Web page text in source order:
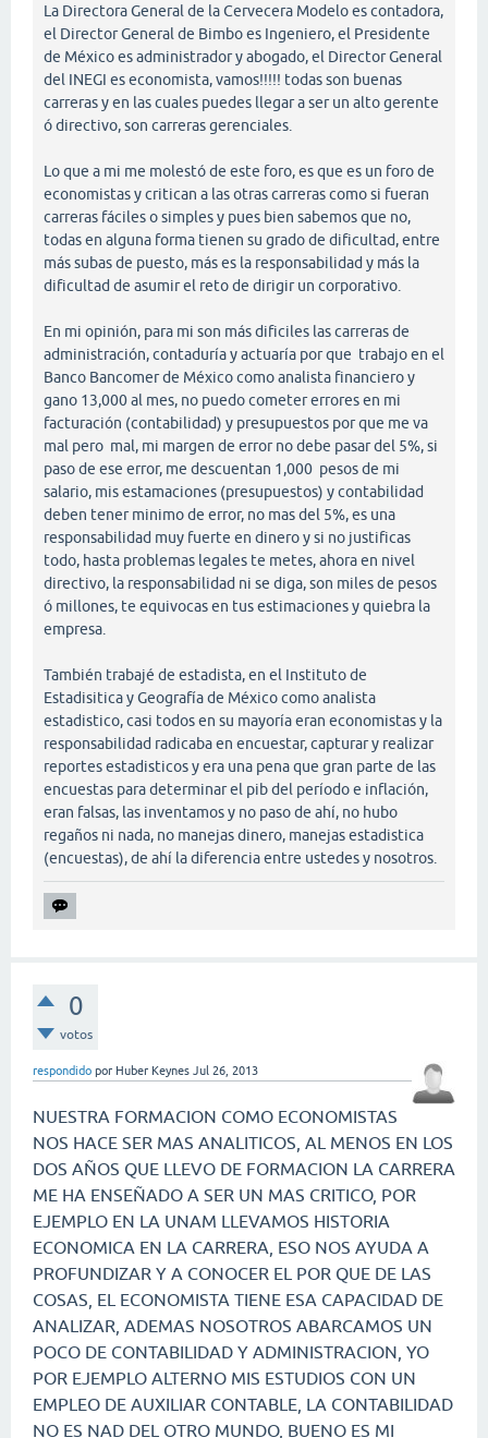
La Directora General de la Cervecera Modelo es contadora,
el Director General de Bimbo es Ingeniero, el Presidente
de México es administrador y abogado, el Director General
del INEGI es economista, vamos!!!!! todas son buenas
carreras y en las cuales puedes llegar a ser un alto gerente
ó directivo, son carreras gerenciales.
Lo que a mi me molestó de este foro, es que es un foro de
economistas y critican a las otras carreras como si fueran
carreras fáciles o simples y pues bien sabemos que no,
todas en alguna forma tienen su grado de dificultad, entre
más subas de puesto, más es la responsabilidad y más la
dificultad de asumir el reto de dirigir un corporativo.
En mi opinión, para mi son más dificiles las carreras de
administración, contaduría y actuaría por que trabajo en el
Banco Bancomer de México como analista financiero y
gano 13,000 al mes, no puedo cometer errores en mi
facturación (contabilidad) y presupuestos por que me va
mal pero mal, mi margen de error no debe pasar del 5%, si
paso de ese error, me descuentan 1,000 pesos de mi
salario, mis estamaciones (presupuestos) y contabilidad
deben tener minimo de error, no mas del 5%, es una
responsabilidad muy fuerte en dinero y si no justificas
todo, hasta problemas legales te metes, ahora en nivel
directivo, la responsabilidad ni se diga, son miles de pesos
ó millones, te equivocas en tus estimaciones y quiebra la
empresa.
También trabajé de estadista, en el Instituto de
Estadisitica y Geografía de México como analista
estadistico, casi todos en su mayoría eran economistas y la
responsabilidad radicaba en encuestar, capturar y realizar
reportes estadisticos y era una pena que gran parte de las
encuestas para determinar el pib del período e inflación,
eran falsas, las inventamos y no paso de ahí, no hubo
regaños ni nada, no manejas dinero, manejas estadistica
(encuestas), de ahí la diferencia entre ustedes y nosotros.
0
votos
respondido por Huber Keynes Jul 26, 2013
NUESTRA FORMACION COMO ECONOMISTAS
NOS HACE SER MAS ANALITICOS, AL MENOS EN LOS
DOS AÑOS QUE LLEVO DE FORMACION LA CARRERA
ME HA ENSEÑADO A SER UN MAS CRITICO, POR
EJEMPLO EN LA UNAM LLEVAMOS HISTORIA
ECONOMICA EN LA CARRERA, ESO NOS AYUDA A
PROFUNDIZAR Y A CONOCER EL POR QUE DE LAS
COSAS, EL ECONOMISTA TIENE ESA CAPACIDAD DE
ANALIZAR, ADEMAS NOSOTROS ABARCAMOS UN
POCO DE CONTABILIDAD Y ADMINISTRACION, YO
POR EJEMPLO ALTERNO MIS ESTUDIOS CON UN
EMPLEO DE AUXILIAR CONTABLE, LA CONTABILIDAD
NO ES NAD DEL OTRO MUNDO, BUENO ES MI